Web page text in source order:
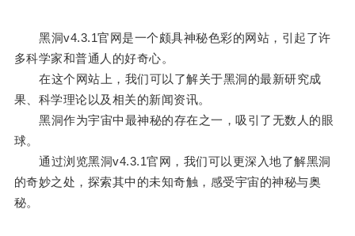
黑洞v4.3.1官网是一个颇具神秘色彩的网站，引起了许
多科学家和普通人的好奇心。
在这个网站上，我们可以了解关于黑洞的最新研究成
果、科学理论以及相关的新闻资讯。
黑洞作为宇宙中最神秘的存在之一，吸引了无数人的眼
球。
通过浏览黑洞v4.3.1官网，我们可以更深入地了解黑洞
的奇妙之处，探索其中的未知奇触，感受宇宙的神秘与奥
秘。